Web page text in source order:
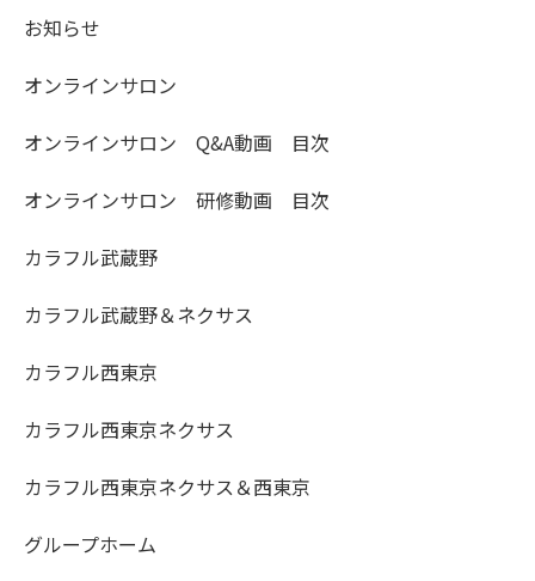
お知らせ
オンラインサロン
オンラインサロン Q&A動画 目次
オンラインサロン 研修動画 目次
カラフル武蔵野
カラフル武蔵野＆ネクサス
カラフル西東京
カラフル西東京ネクサス
カラフル西東京ネクサス＆西東京
グループホーム